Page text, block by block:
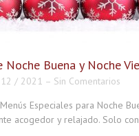
Noche Buena y Noche
/ 2021 – Sin Comentarios
Especiales para Noche
acogedor y relajado. Solo